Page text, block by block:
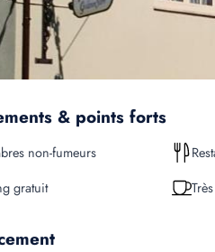
& points forts
non-fumeurs
gratuit